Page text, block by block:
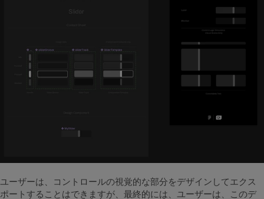
ユーザーは、コントロールの視覚的な部分をデザインしてエクス
ポートすることはできますが、最終的には、ユーザーは、このデ